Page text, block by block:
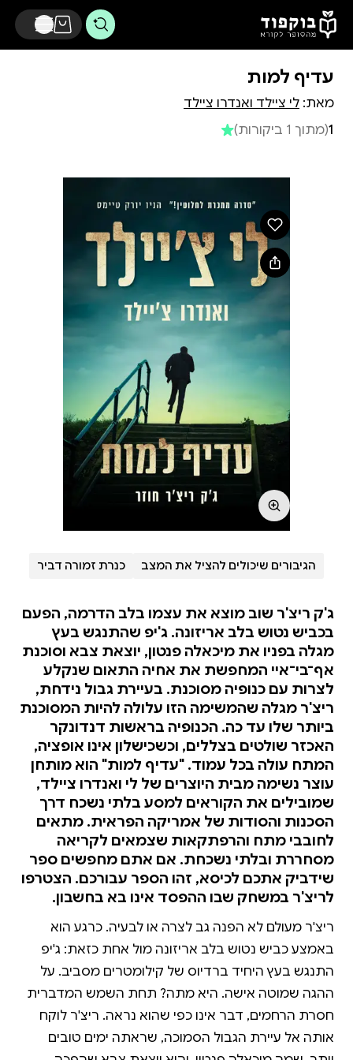
דלג לתוכן הראשי
עדיף למות
מאת: לי ציילד ואנדרו ציילד
1(מתוך 1 ביקורות)
הגיבורים שיכולים להציל את המצב כנרת זמורה דביר
ג'ק ריצ'ר שוב מוצא את עצמו בלב הדרמה, הפעם
בכביש נטוש בלב אריזונה. ג'יפ שהתנגש בעץ
מגלה בפניו את מיכאלה פנטון, יוצאת צבא וסוכנת
אף־בי־איי המחפשת את אחיה התאום שנקלע
לצרות עם כנופיה מסוכנת. בעיירת גבול נידחת,
ריצ'ר מגלה שהמשימה הזו עלולה להיות המסוכנת
ביותר שלו עד כה. הכנופיה בראשות דנדונקר
האכזר שולטים בצללים, וכשכישלון אינו אופציה,
המתח עולה בכל עמוד. "עדיף למות" הוא מותחן
עוצר נשימה מבית היוצרים של לי ואנדרו ציילד,
שמובילים את הקוראים למסע בלתי נשכח דרך
הסכנות והסודות של אמריקה הפראית. מתאים
לחובבי מתח והרפתקאות שצמאים לקריאה
מסחררת ובלתי נשכחת. אם אתם מחפשים ספר
שידביק אתכם לכיסא, זהו הספר עבורכם. הצטרפו
לריצ'ר במשחק שבו ההפסד אינו בא בחשבון.
ריצ'ר מעולם לא הפנה גב לצרה או לבעיה. כרגע הוא
באמצע כביש נטוש בלב אריזונה מול אחת כזאת: ג'יפ
התנגש בעץ היחיד ברדיוס של קילומטרים מסביב. על
ההגה שמוטה אישה. היא מתה? תחת השמש המדברית
חסרת הרחמים, דבר אינו כפי שהוא נראה. ריצ'ר לוקח
אותה אל עיירת הגבול הסמוכה, שראתה ימים טובים